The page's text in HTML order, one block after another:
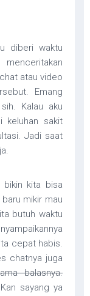
diberi waktu
atau video
Emang
Kalau aku
keluhan sakit
Jadi saat
kita bisa
mikir mau
butuh waktu
cepat habis.
chatnya juga
balasnya.
sayang ya